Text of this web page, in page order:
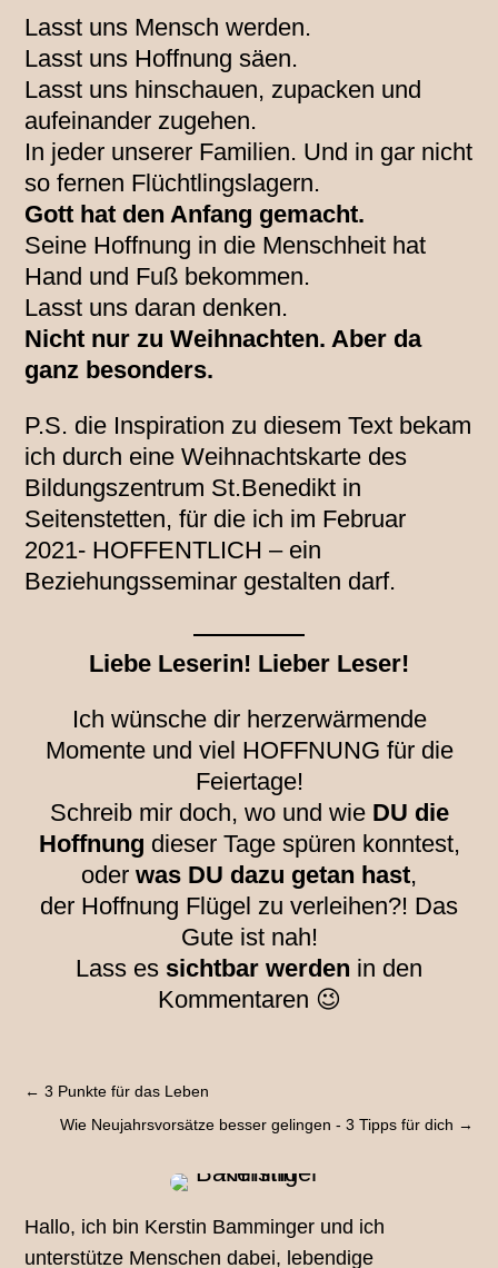
Lasst uns Mensch werden.
Lasst uns Hoffnung säen.
Lasst uns hinschauen, zupacken und
aufeinander zugehen.
In jeder unserer Familien. Und in gar nicht
so fernen Flüchtlingslagern.
Gott hat den Anfang gemacht.
Seine Hoffnung in die Menschheit hat
Hand und Fuß bekommen.
Lasst uns daran denken.
Nicht nur zu Weihnachten. Aber da
ganz besonders.
P.S. die Inspiration zu diesem Text bekam
ich durch eine Weihnachtskarte des
Bildungszentrum St.Benedikt in
Seitenstetten, für die ich im Februar
2021- HOFFENTLICH – ein
Beziehungsseminar gestalten darf.
Liebe Leserin! Lieber Leser!
Ich wünsche dir herzerwärmende
Momente und viel HOFFNUNG für die
Feiertage!
Schreib mir doch, wo und wie DU die
Hoffnung dieser Tage spüren konntest,
oder was DU dazu getan hast,
der Hoffnung Flügel zu verleihen?! Das
Gute ist nah!
Lass es sichtbar werden in den
Kommentaren 😉
←3 Punkte für das Leben
Wie Neujahrsvorsätze besser gelingen - 3 Tipps für dich →
Hallo, ich bin Kerstin Bamminger und ich
unterstütze Menschen dabei, lebendige